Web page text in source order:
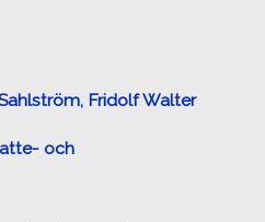
Fridolf Walter
och